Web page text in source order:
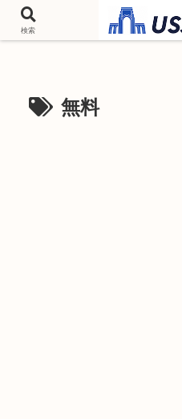
チケットやシーズンイベント ニンテ
バを歩いて情
無料
検索